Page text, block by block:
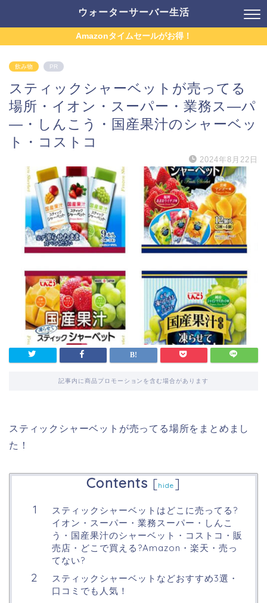
ウォーターサーバー生活
Amazonタイムセールがお得！
飲み物 PR
スティックシャーベットが売ってる
場所・イオン・スーパー・業務ス―パ
―・しんこう・国産果汁のシャーベッ
ト・コストコ
2024年8月22日
記事内に商品プロモーションを含む場合があります
スティックシャーベットが売ってる場所をまとめまし
た！
Contents [hide ]
スティックシャーベットはどこに売ってる?
イオン・スーパー・業務スーパー・しんこ
う・国産果汁のシャーベット・コストコ・販
売店・どこで買える?Amazon・楽天・売っ
てない?
スティックシャーベットなどおすすめ3選・
口コミでも人気！